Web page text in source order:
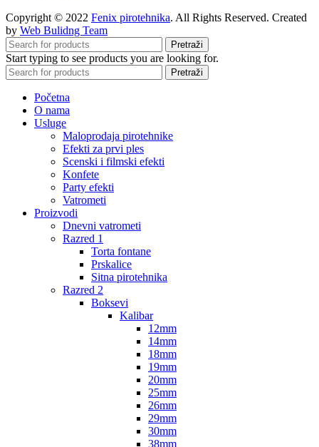
Copyright © 2022 Fenix pirotehnika. All Rights Reserved. Created
by Web Bulidng Team
Pretraži
Start typing to see products you are looking for.
Pretraži
Početna
O nama
Usluge
Maloprodaja pirotehnike
Efekti za prvi ples
Scenski i filmski efekti
Konfete
Party efekti
Vatrometi
Proizvodi
Dnevni vatrometi
Razred 1
Torta fontane
Prskalice
Sitna pirotehnika
Razred 2
Boksevi
Kalibar
12mm
14mm
18mm
19mm
20mm
25mm
26mm
29mm
30mm
38mm